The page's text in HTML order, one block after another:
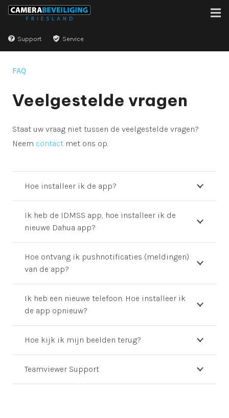
Support Service
FAQ
Veelgestelde vragen
Staat uw vraag niet tussen de veelgestelde vragen?
Neem contact met ons op.
Hoe installeer ik de app?
Ik heb de IDMSS app, hoe installeer ik de
nieuwe Dahua app?
Hoe ontvang ik pushnotificaties (meldingen)
van de app?
Ik heb een nieuwe telefoon. Hoe installeer ik
de app opnieuw?
Hoe kijk ik mijn beelden terug?
Teamviewer Support